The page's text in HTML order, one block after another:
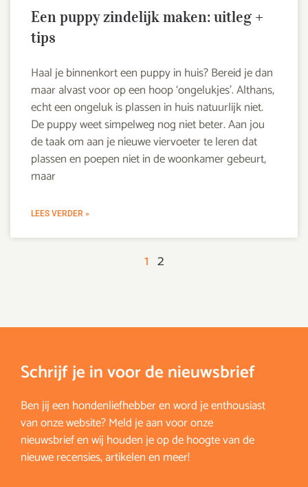
Een puppy zindelijk maken: uitleg +
tips
Haal je binnenkort een puppy in huis? Bereid je dan
maar alvast voor op een hoop ‘ongelukjes’. Althans,
echt een ongeluk is plassen in huis natuurlijk niet.
De puppy weet simpelweg nog niet beter. Aan jou
de taak om aan je nieuwe viervoeter te leren dat
plassen en poepen niet in de woonkamer gebeurt,
maar
LEES VERDER »
1 2
Schrijf je in voor de nieuwsbrief
Ben jij een hondenliefhebber en word je enthousiast
van onze website? Meld je aan voor onze
nieuwsbrief en wij houden je op de hoogte van de
nieuwe recensies, artikelen en meer!